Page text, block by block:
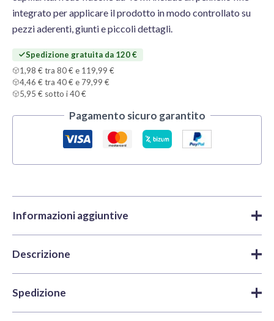
quantità
integrato per applicare il prodotto in modo controllato su
pezzi aderenti, giunti e piccoli dettagli.
Spedizione gratuita da 120 €
1,98 € tra 80 € e 119,99 €
4,46 € tra 40 € e 79,99 €
5,95 € sotto i 40 €
Pagamento sicuro garantito
Informazioni aggiuntive
Marca
Accessori,Adesivi,Adesivi |
SKU
TAM87038
Descrizione
Tamiya Extra-Thin Cement 87038 40 ml
Spedizione